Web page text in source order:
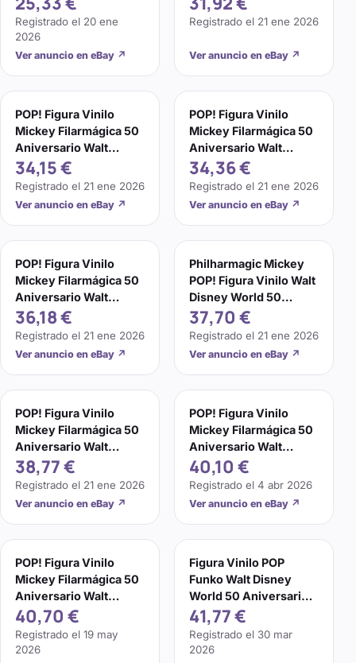
Registrado el 20 ene
2026
Ver anuncio en eBay ↗
Vinilo
Registrado el 21 ene 2026
Ver anuncio en eBay ↗
POP! Figura Vinilo
Mickey Filarmágica 50
Aniversario Walt
Disney World
34,15 €
Registrado el 21 ene 2026
Ver anuncio en eBay ↗
POP! Figura Vinilo
Mickey Filarmágica 50
Aniversario Walt
Disney World
34,36 €
Registrado el 21 ene 2026
Ver anuncio en eBay ↗
POP! Figura Vinilo
Mickey Filarmágica 50
Aniversario Walt
Disney World
36,18 €
Registrado el 21 ene 2026
Ver anuncio en eBay ↗
Philharmagic Mickey
POP! Figura Vinilo Walt
Disney World 50
Aniversario 1167
37,70 €
Registrado el 21 ene 2026
Ver anuncio en eBay ↗
POP! Figura Vinilo
Mickey Filarmágica 50
Aniversario Walt
Disney World
38,77 €
Registrado el 21 ene 2026
Ver anuncio en eBay ↗
POP! Figura Vinilo
Mickey Filarmágica 50
Aniversario Walt
Disney World
40,10 €
Registrado el 4 abr 2026
Ver anuncio en eBay ↗
POP! Figura Vinilo
Mickey Filarmágica 50
Aniversario Walt
Disney World
40,70 €
Registrado el 19 may
2026
Figura Vinilo POP
Funko Walt Disney
World 50 Aniversario
Filarmágica Mickey
41,77 €
Registrado el 30 mar
2026